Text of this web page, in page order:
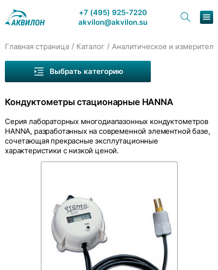
+7 (495) 925-7220
akvilon@akvilon.su
Каталог
Сервис и ремонт
Главная страница / Каталог / Аналитическое и
Кондуктометры стационарные HANNA
Серия лабораторных многодиапазонных кондуктометров
HANNA, разработанных на современной элементной базе,
сочетающая прекрасные эксплутационные
характеристики с низкой ценой.
Выбрать категорию
Кондуктометры портативные МАРК
Кондуктометры компактные (тестеры) HANNA
Кондуктометры портативные HANNA
Контроллеры кондуктометры HANNA